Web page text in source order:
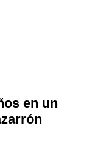
en un